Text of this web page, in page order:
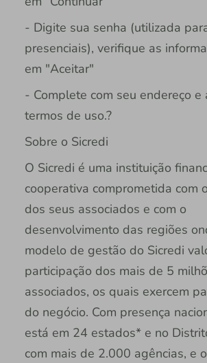
- Digite sua senha (utilizada
presenciais), verifique as
em "Aceitar"
- Complete com seu endereço e
termos de uso.?
Sobre o Sicredi
O Sicredi é uma instituição
cooperativa comprometida com
dos seus associados e com o
desenvolvimento das regiões
modelo de gestão do Sicredi
participação dos mais de 5
associados, os quais exercem
do negócio. Com presença
está em 24 estados* e no
com mais de 2.000 agências, e